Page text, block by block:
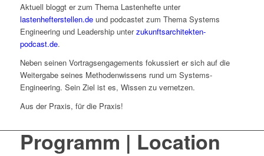
Aktuell bloggt er zum Thema Lastenhefte unter
lastenhefterstellen.deund podcastet zum Thema Systems
Engineering und Leadership unterzukunftsarchitekten-
podcast.de.
Neben seinen Vortragsengagements fokussiert er sich auf die
Weitergabe seines Methodenwissens rund um Systems-
Engineering. Sein Ziel ist es, Wissen zu vernetzen.
Aus der Praxis, für die Praxis!
Programm | Location